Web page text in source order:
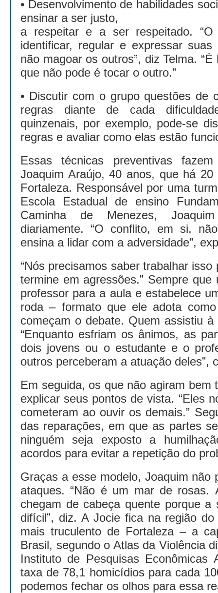
• Desenvolvimento de habilidades
ensinar a ser justo,
a respeitar e a ser respeitado. “O
identificar, regular e expressar
não magoar os outros”, diz Telma.
que não pode é tocar o outro.”
• Discutir com o grupo questões de
regras diante de cada
quinzenais, por exemplo, pode-se
regras e avaliar como elas estão
Essas técnicas preventivas
Joaquim Araújo, 40 anos, que há
Fortaleza. Responsável por uma
Escola Estadual de ensino
Caminha de Menezes,
diariamente. “O conflito, em si,
ensina a lidar com a adversidade”,
“Nós precisamos saber trabalhar
termine em agressões.” Sempre
professor para a aula e estabelece
roda – formato que ele adota
começam o debate. Quem assistiu
“Enquanto esfriam os ânimos, as
dois jovens ou o estudante e o
outros perceberam a atuação deles”,
Em seguida, os que não agiram bem
explicar seus pontos de vista. “Eles
cometeram ao ouvir os demais.”
das reparações, em que as partes
ninguém seja exposto a
acordos para evitar a repetição do
Graças a esse modelo, Joaquim não
ataques. “Não é um mar de rosas.
chegam de cabeça quente porque a
difícil”, diz. A Jocie fica na região
mais truculento de Fortaleza – a
Brasil, segundo o Atlas da Violência
Instituto de Pesquisas Econômicas
taxa de 78,1 homicídios para cada
podemos fechar os olhos para essa